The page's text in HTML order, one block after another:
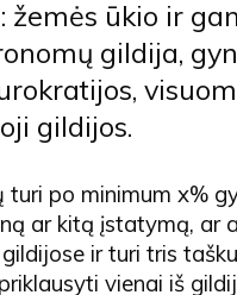
žemės ūkio ir
gildija,
gildijos.
turi po minimum x%
ar kitą įstatymą, ar
ir turi tris
vienai iš